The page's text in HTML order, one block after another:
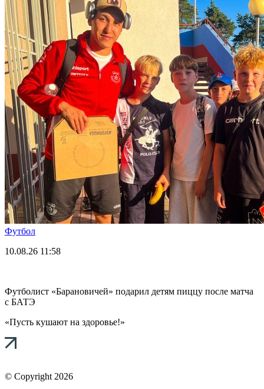
Футбол
10.08.26 11:58
Футболист «Барановичей» подарил детям пиццу после матча
с БАТЭ
«Пусть кушают на здоровье!»
© Copyright 2026